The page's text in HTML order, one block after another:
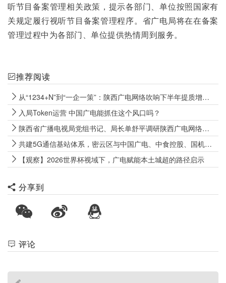
听节目备案管理相关政策，提示各部门、单位按照国家有
关规定履行视听节目备案管理程序。省广电局将在在备案
管理过程中为各部门、单位提供热情周到服务。
推荐阅读
从“1234+N”到“一企一策”：陕西广电网络吹响下半年提质增效冲锋号
入局Token运营 中国广电能抓住这个风口吗？
陕西省广播电视局党组书记、局长单舒平调研陕西广电网络电视“套娃”收费和操作复杂专项治理成效巩固工作
共建5G通信基站体系，密云区与中国广电、中食控股、国机数科签署战略合作协议
【观察】2026世界杯视域下，广电赋能本土城超的路径启示
分享到
评论